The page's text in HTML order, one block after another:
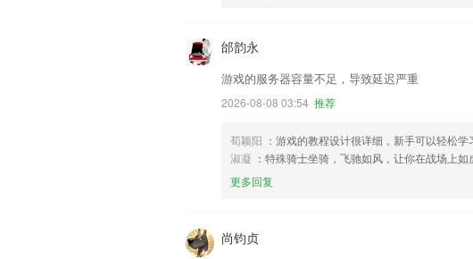
邰韵永
游戏的服务器容量不足，导致延迟严重
2026-08-08 03:54 推荐
荀颖阳 ：游戏的教程设计很详细，新手可以轻松学
淑凝 ：特殊骑士坐骑，飞驰如风，让你在战场上如
更多回复
尚钧贞